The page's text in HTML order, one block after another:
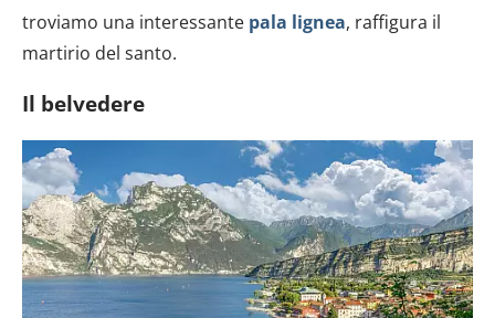
troviamo una interessante pala lignea, raffigura il
martirio del santo.
Il belvedere